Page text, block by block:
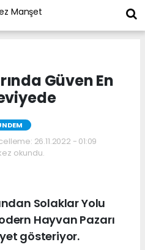
Güven En
26.11.2022 - 01:09
okundu.
Solaklar Yolu
Hayvan Pazarı
gösteriyor.